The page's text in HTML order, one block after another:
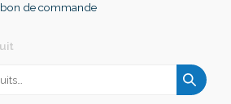
de commande